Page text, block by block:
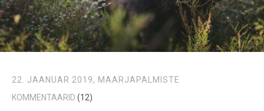
22. JAANUAR 2019, MAARJAPALMISTE
KOMMENTAARID (12)